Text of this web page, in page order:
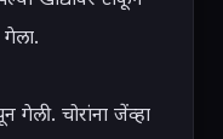
गेला.
गेली. चोरांना जेंव्हा